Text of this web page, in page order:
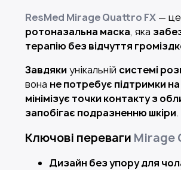
ResMed Mirage Quattro FX — це
ротоназальна маска, яка
терапію без відчуття
Завдякиунікальній системі
вона не потребує підтримки на
мінімізує точки контакту з
запобігає подразненню шкіри.
Ключові переваги Mirage
Дизайн без упору для